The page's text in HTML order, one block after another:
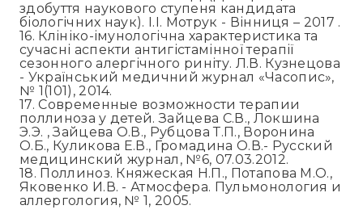
здобуття наукового ступеня кандидата
біологічних наук). І.І. Мотрук - Вінниця – 2017 .
16. Клініко-імунологічна характеристика та
сучасні аспекти антигістамінної терапії
сезонного алергічного риніту. Л.В. Кузнецова
- Український медичний журнал «Часопис»,
№ 1(101), 2014.
17. Современные возможности терапии
поллиноза у детей. Зайцева С.В., Локшина
Э.Э. , Зайцева О.В., Рубцова Т.П., Воронина
О.Б., Куликова Е.В., Громадина О.В.- Русский
медицинский журнал, №6, 07.03.2012.
18. Поллиноз. Княжеская Н.П., Потапова М.О.,
Яковенко И.В. - Атмосфера. Пульмонология и
аллергология, № 1, 2005.